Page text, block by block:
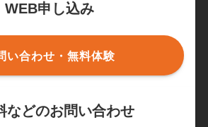
WEB申し込み
い合わせ・無料体験
などのお問い合わせ